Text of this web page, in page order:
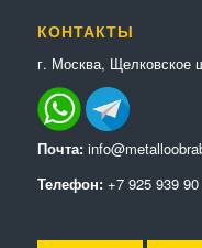
КОНТАКТЫ
г. Москва, Щелковское
Почта:
Телефон: +7 925 939 90